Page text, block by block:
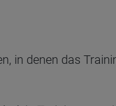
in denen das